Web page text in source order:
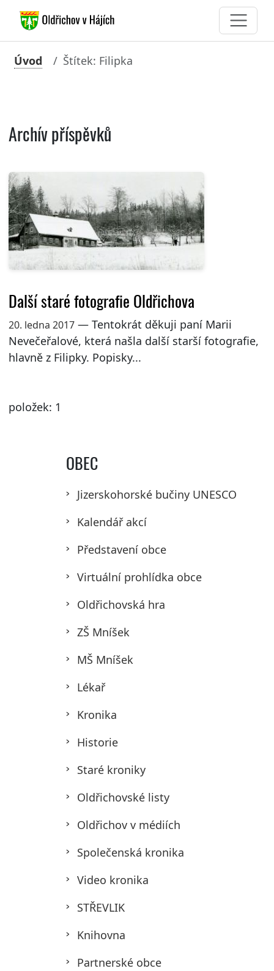
Úvod Štítek: Filipka
Archív příspěvků
Další staré fotografie Oldřichova
20. ledna 2017— Tentokrát děkuji paní Marii
Nevečeřalové, která našla další starší fotografie,
hlavně z Filipky. Popisky...
položek: 1
OBEC
Jizerskohorské bučiny UNESCO
Kalendář akcí
Představení obce
Virtuální prohlídka obce
Oldřichovská hra
ZŠ Mníšek
MŠ Mníšek
Lékař
Kronika
Historie
Staré kroniky
Oldřichovské listy
Oldřichov v médiích
Společenská kronika
Video kronika
STŘEVLIK
Knihovna
Partnerské obce